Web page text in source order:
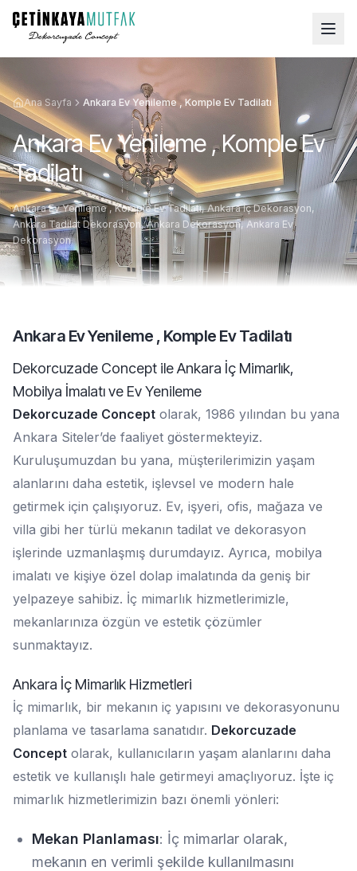
Ana Sayfa Ankara Ev Yenileme , Komple Ev Tadilatı
Ankara Ev Yenileme , Komple Ev
Tadilatı
Ankara Ev Yenileme , Komple Ev Tadilatı, Ankara İç Dekorasyon,
Ankara Tadilat Dekorasyon, Ankara Dekorasyon, Ankara Ev
Dekorasyon
Ankara Ev Yenileme , Komple Ev Tadilatı
Dekorcuzade Concept ile Ankara İç Mimarlık,
Mobilya İmalatı ve Ev Yenileme
Dekorcuzade Concept olarak, 1986 yılından bu yana
Ankara Siteler’de faaliyet göstermekteyiz.
Kuruluşumuzdan bu yana, müşterilerimizin yaşam
alanlarını daha estetik, işlevsel ve modern hale
getirmek için çalışıyoruz. Ev, işyeri, ofis, mağaza ve
villa gibi her türlü mekanın tadilat ve dekorasyon
işlerinde uzmanlaşmış durumdayız. Ayrıca, mobilya
imalatı ve kişiye özel dolap imalatında da geniş bir
yelpazeye sahibiz. İç mimarlık hizmetlerimizle,
mekanlarınıza özgün ve estetik çözümler
sunmaktayız.
Ankara İç Mimarlık Hizmetleri
İç mimarlık, bir mekanın iç yapısını ve dekorasyonunu
planlama ve tasarlama sanatıdır. Dekorcuzade
Concept olarak, kullanıcıların yaşam alanlarını daha
estetik ve kullanışlı hale getirmeyi amaçlıyoruz. İşte iç
mimarlık hizmetlerimizin bazı önemli yönleri:
Mekan Planlaması: İç mimarlar olarak,
mekanın en verimli şekilde kullanılmasını